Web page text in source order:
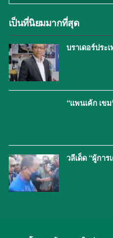
เป็นที่นิยมมากที่สุด
บราเดอร์ประ
“แพนเค้ก เข
วลีเด็ด “ผู้กา